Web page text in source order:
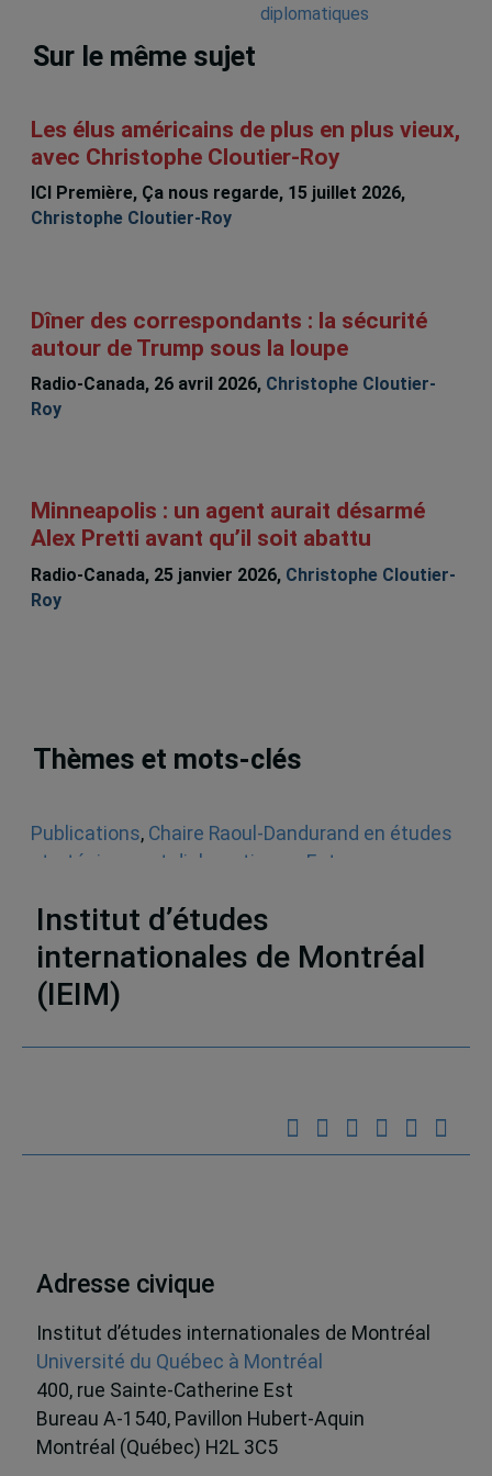
Sur le même sujet
Les élus américains de plus en plus vieux,
avec Christophe Cloutier-Roy
ICI Première, Ça nous regarde, 15 juillet 2026,
Christophe Cloutier-Roy
Dîner des correspondants : la sécurité
autour de Trump sous la loupe
Radio-Canada, 26 avril 2026, Christophe Cloutier-
Roy
Minneapolis : un agent aurait désarmé
Alex Pretti avant qu’il soit abattu
Radio-Canada, 25 janvier 2026, Christophe Cloutier-
Roy
Thèmes et mots-clés
Publications, Chaire Raoul-Dandurand en études
stratégiques et diplomatiques
Entrevues
Institut d’études
internationales de Montréal
(IEIM)
Adresse civique
Institut d’études internationales de Montréal
Université du Québec à Montréal
400, rue Sainte-Catherine Est
Bureau A-1540, Pavillon Hubert-Aquin
Montréal (Québec) H2L 3C5